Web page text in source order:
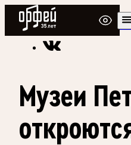
Радио Орфей
Радио классической
Музеи